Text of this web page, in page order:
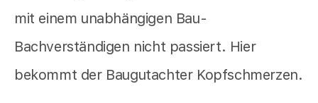
mit einem unabhängigen Bau-
Bachverständigen nicht passiert. Hier
bekommt der Baugutachter Kopfschmerzen.